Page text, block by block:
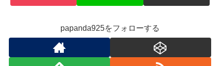
papanda925をフォローする